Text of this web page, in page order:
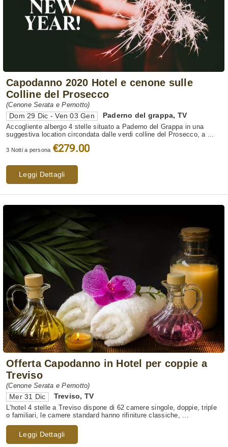
Capodanno 2020 Hotel e cenone sulle
Colline del Prosecco
(Cenone Serata e Pernotto)
Dom 29 Dic - Ven 03 Gen Paderno del grappa, TV
Accogliente albergo 4 stelle situato a Paderno del Grappa in una
suggestiva location circondata dalle verdi colline del Prosecco, a ...
3 Notti a persona €279.00
Leggi Dettagli
Offerta Capodanno in Hotel per coppie a
Treviso
(Cenone Serata e Pernotto)
Mer 31 Dic Treviso, TV
L'hotel 4 stelle a Treviso dispone di 62 camere singole, doppie, triple
o familiari, le camere standard hanno rifiniture classiche, ...
Leggi Dettagli